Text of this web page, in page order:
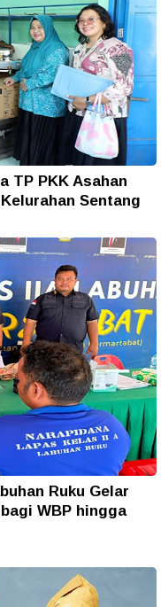
TP PKK Asahan
Sentang
Ruku Gelar
WBP hingga